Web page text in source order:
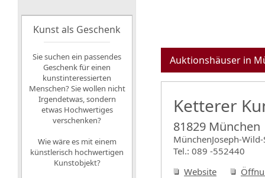
Auktionshäuser in
Ketterer
81829 München
MünchenJoseph-Wild-
Tel.: 089 -552440
Website
Kunst als Geschenk
Sie suchen ein passendes
Geschenk für einen
kunstinteressierten
Menschen? Sie wollen nicht
Irgendetwas, sondern
etwas Hochwertiges
verschenken?
Wie wäre es mit einem
künstlerisch hochwertigen
Kunstobjekt?